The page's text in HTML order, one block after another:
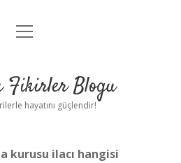
Anasayfa
Uyarı
menüyü
Fikirler Blogu
hayatını güçlendir!
kurusu ilacı hangisi